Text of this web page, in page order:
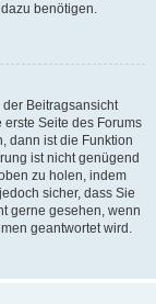
benötigen.
der Beitragsansicht
Seite des Forums
dann ist die Funktion
ist nicht genügend
zu holen, indem
sicher, dass Sie
gerne gesehen, wenn
geantwortet wird.